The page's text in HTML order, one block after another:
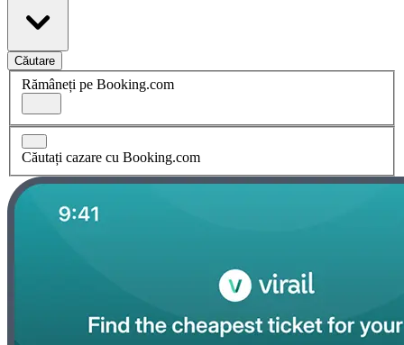
Căutare
Rămâneți pe Booking.com
Căutați cazare cu Booking.com